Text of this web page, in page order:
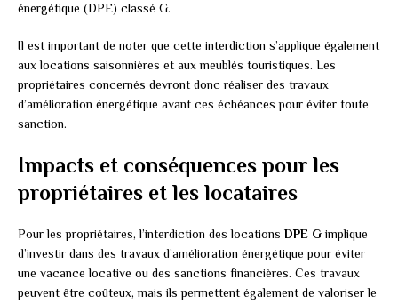
énergétique (DPE) classé G.
Il est important de noter que cette interdiction s’applique également
aux locations saisonnières et aux meublés touristiques. Les
propriétaires concernés devront donc réaliser des travaux
d’amélioration énergétique avant ces échéances pour éviter toute
sanction.
Impacts et conséquences pour les
propriétaires et les locataires
Pour les propriétaires, l’interdiction des locations DPE G implique
d’investir dans des travaux d’amélioration énergétique pour éviter
une vacance locative ou des sanctions financières. Ces travaux
peuvent être coûteux, mais ils permettent également de valoriser le